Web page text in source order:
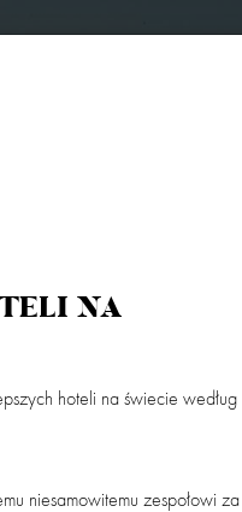
Dorośli
NA
hoteli na świecie według
niesamowitemu zespołowi za